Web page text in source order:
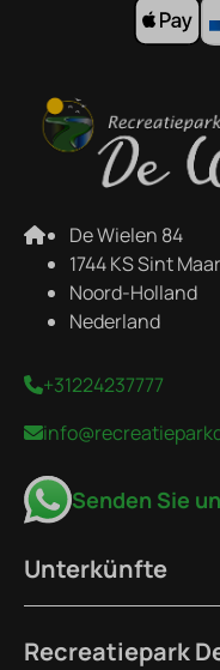
De Wielen 84
1744 KS Sint
Noord-Holland
Nederland
+31224237777
Senden Sie
Unterkünfte
Recreatiepark